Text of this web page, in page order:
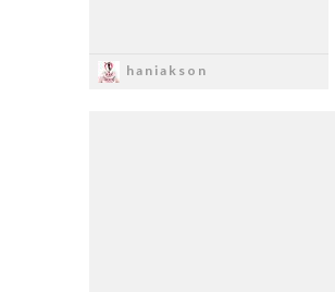
haniakson